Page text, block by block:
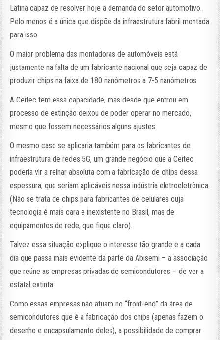
Latina capaz de resolver hoje a demanda do setor automotivo.
Pelo menos é a única que dispõe da infraestrutura fabril montada
para isso.
O maior problema das montadoras de automóveis está
justamente na falta de um fabricante nacional que seja capaz de
produzir chips na faixa de 180 nanômetros a 7-5 nanômetros.
A Ceitec tem essa capacidade, mas desde que entrou em
processo de extinção deixou de poder operar no mercado,
mesmo que fossem necessários alguns ajustes.
O mesmo caso se aplicaria também para os fabricantes de
infraestrutura de redes 5G, um grande negócio que a Ceitec
poderia vir a reinar absoluta com a fabricação de chips dessa
espessura, que seriam aplicáveis nessa indústria eletroeletrônica.
(Não se trata de chips para fabricantes de celulares cuja
tecnologia é mais cara e inexistente no Brasil, mas de
equipamentos de rede, que fique claro).
Talvez essa situação explique o interesse tão grande e a cada
dia que passa mais evidente da parte da Abisemi – a associação
que reúne as empresas privadas de semicondutores – de ver a
estatal extinta.
Como essas empresas não atuam no “front-end” da área de
semicondutores que é a fabricação dos chips (apenas fazem o
desenho e encapsulamento deles), a possibilidade de comprar